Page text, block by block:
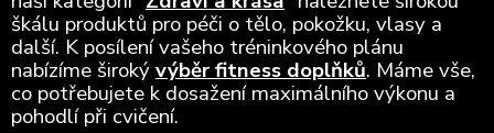
škálu produktů pro péči o tělo, pokožku, vlasy a
další. K posílení vašeho tréninkového plánu
nabízíme širokývýběr fitness doplňků. Máme vše,
co potřebujete k dosažení maximálního výkonu a
pohodlí při cvičení.